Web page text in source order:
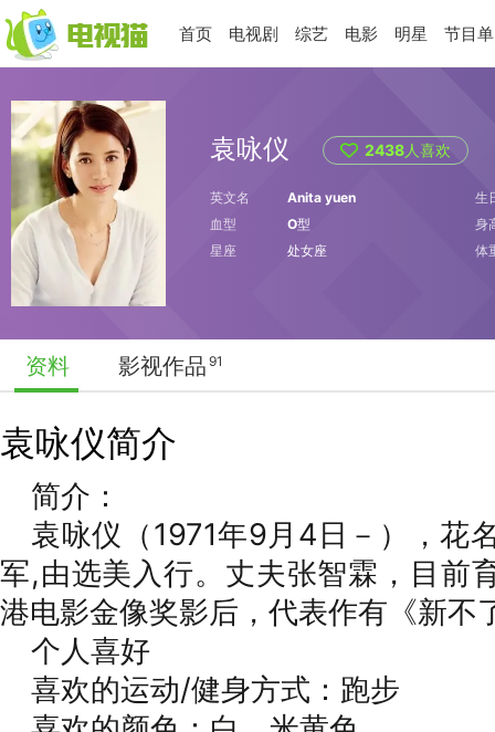
首页 电视剧 综艺 电影 明星 节目单
袁咏仪 2438人喜欢
英文名 Anita yuen
生
血型
O型
身
星座
处女座 体
资料 影视作品 91
袁咏仪简介
简介：
袁咏仪（1971年9月4日－），花
军,由选美入行。丈夫张智霖，目前
港电影金像奖影后，代表作有《新不
个人喜好
喜欢的运动/健身方式：跑步